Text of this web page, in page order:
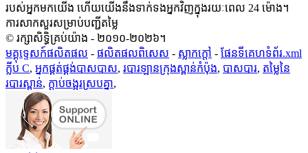
របស់អ្នកមកយើង ហើយយើងនឹងទាក់ទងអ្នកវិញក្នុងរយៈពេល 24 ម៉ោង។
ការសាកសួរសម្រាប់បញ្ជីតម្លៃ
© រក្សាសិទ្ធិគ្រប់យ៉ាង - ២០១០-២០២៦។
មគ្គុទ្ទេសក៍ផលិតផល - ផលិតផលពិសេស - ស្លាក​ក្តៅ - ផែនទីគេហទំព័រ.xml
ក្លីប C, អ្នកផ្គត់ផ្គង់បាសបាស, របារឡានក្រុងស្ពាន់កំប៉ុង, បាសបារ, តម្លៃនៃ
របារស្ពាន់, ក្ដាប់ចង្អូរស្របគ្នា,